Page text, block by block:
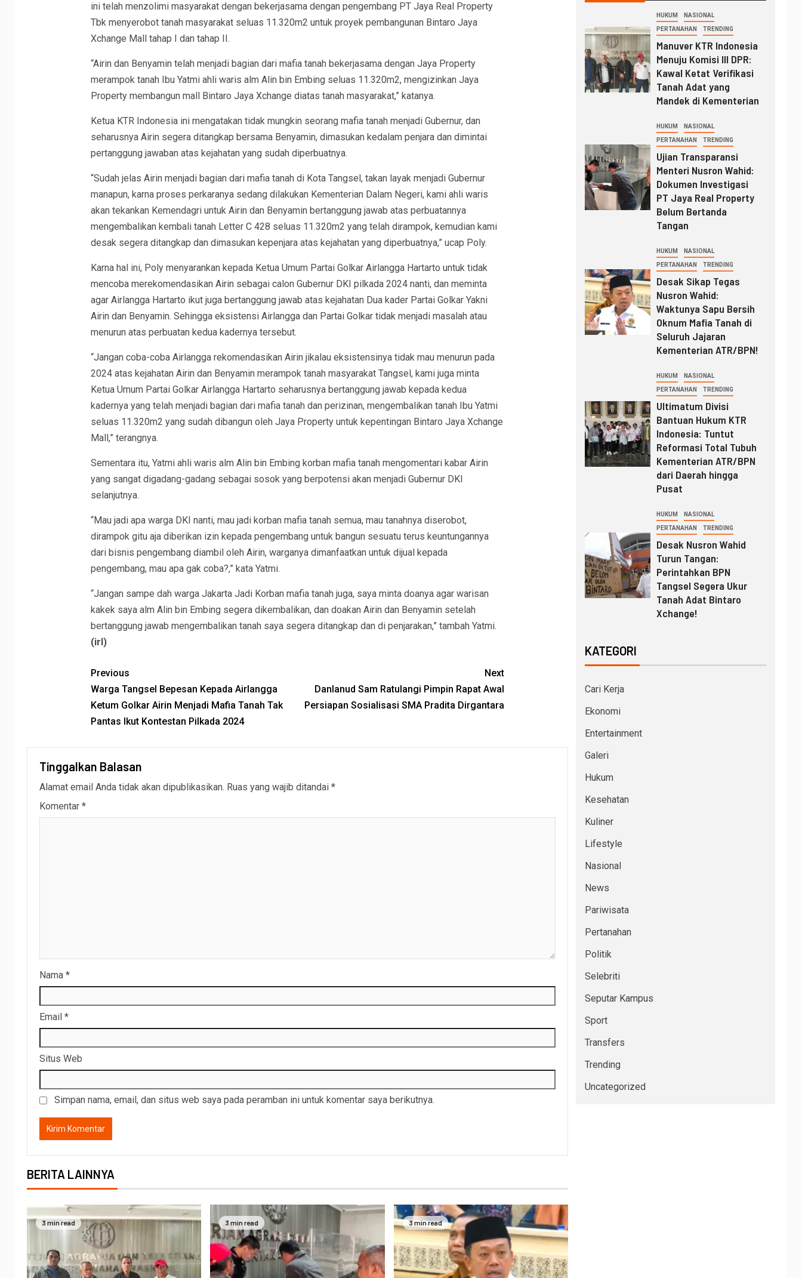
ini telah menzolimi masyarakat dengan bekerjasama dengan pengembang PT Jaya Real Property
Tbk menyerobot tanah masyarakat seluas 11.320m2 untuk proyek pembangunan Bintaro Jaya
Xchange Mall tahap I dan tahap II.
“Airin dan Benyamin telah menjadi bagian dari mafia tanah bekerjasama dengan Jaya Property
merampok tanah Ibu Yatmi ahli waris alm Alin bin Embing seluas 11.320m2, mengizinkan Jaya
Property membangun mall Bintaro Jaya Xchange diatas tanah masyarakat,” katanya.
Ketua KTR Indonesia ini mengatakan tidak mungkin seorang mafia tanah menjadi Gubernur, dan
seharusnya Airin segera ditangkap bersama Benyamin, dimasukan kedalam penjara dan dimintai
pertanggung jawaban atas kejahatan yang sudah diperbuatnya.
“Sudah jelas Airin menjadi bagian dari mafia tanah di Kota Tangsel, takan layak menjadi Gubernur
manapun, karna proses perkaranya sedang dilakukan Kementerian Dalam Negeri, kami ahli waris
akan tekankan Kemendagri untuk Airin dan Benyamin bertanggung jawab atas perbuatannya
mengembalikan kembali tanah Letter C 428 seluas 11.320m2 yang telah dirampok, kemudian kami
desak segera ditangkap dan dimasukan kepenjara atas kejahatan yang diperbuatnya,” ucap Poly.
Karna hal ini, Poly menyarankan kepada Ketua Umum Partai Golkar Airlangga Hartarto untuk tidak
mencoba merekomendasikan Airin sebagai calon Gubernur DKI pilkada 2024 nanti, dan meminta
agar Airlangga Hartarto ikut juga bertanggung jawab atas kejahatan Dua kader Partai Golkar Yakni
Airin dan Benyamin. Sehingga eksistensi Airlangga dan Partai Golkar tidak menjadi masalah atau
menurun atas perbuatan kedua kadernya tersebut.
“Jangan coba-coba Airlangga rekomendasikan Airin jikalau eksistensinya tidak mau menurun pada
2024 atas kejahatan Airin dan Benyamin merampok tanah masyarakat Tangsel, kami juga minta
Ketua Umum Partai Golkar Airlangga Hartarto seharusnya bertanggung jawab kepada kedua
kadernya yang telah menjadi bagian dari mafia tanah dan perizinan, mengembalikan tanah Ibu Yatmi
seluas 11.320m2 yang sudah dibangun oleh Jaya Property untuk kepentingan Bintaro Jaya Xchange
Mall,” terangnya.
Sementara itu, Yatmi ahli waris alm Alin bin Embing korban mafia tanah mengomentari kabar Airin
yang sangat digadang-gadang sebagai sosok yang berpotensi akan menjadi Gubernur DKI
selanjutnya.
“Mau jadi apa warga DKI nanti, mau jadi korban mafia tanah semua, mau tanahnya diserobot,
dirampok gitu aja diberikan izin kepada pengembang untuk bangun sesuatu terus keuntungannya
dari bisnis pengembang diambil oleh Airin, warganya dimanfaatkan untuk dijual kepada
pengembang, mau apa gak coba?,” kata Yatmi.
“Jangan sampe dah warga Jakarta Jadi Korban mafia tanah juga, saya minta doanya agar warisan
kakek saya alm Alin bin Embing segera dikembalikan, dan doakan Airin dan Benyamin setelah
bertanggung jawab mengembalikan tanah saya segera ditangkap dan di penjarakan,” tambah Yatmi.
(irl)
Previous
Warga Tangsel Bepesan Kepada Airlangga
Ketum Golkar Airin Menjadi Mafia Tanah Tak
Pantas Ikut Kontestan Pilkada 2024
Next
Danlanud Sam Ratulangi Pimpin Rapat Awal
Persiapan Sosialisasi SMA Pradita Dirgantara
Tinggalkan Balasan
Alamat email Anda tidak akan dipublikasikan. Ruas yang wajib ditandai *
Komentar *
Nama *
Email *
Situs Web
Simpan nama, email, dan situs web saya pada peramban ini untuk komentar saya berikutnya.
BERITA LAINNYA
3 min read 3 min read 3 min read
HUKUM NASIONAL
PERTANAHAN TRENDING
Manuver KTR Indonesia
Menuju Komisi III DPR:
Kawal Ketat Verifikasi
Tanah Adat yang
Mandek di Kementerian
HUKUM NASIONAL
PERTANAHAN TRENDING
Ujian Transparansi
Menteri Nusron Wahid:
Dokumen Investigasi
PT Jaya Real Property
Belum Bertanda
Tangan
HUKUM NASIONAL
PERTANAHAN TRENDING
Desak Sikap Tegas
Nusron Wahid:
Waktunya Sapu Bersih
Oknum Mafia Tanah di
Seluruh Jajaran
Kementerian ATR/BPN!
HUKUM NASIONAL
PERTANAHAN TRENDING
Ultimatum Divisi
Bantuan Hukum KTR
Indonesia: Tuntut
Reformasi Total Tubuh
Kementerian ATR/BPN
dari Daerah hingga
Pusat
HUKUM NASIONAL
PERTANAHAN TRENDING
Desak Nusron Wahid
Turun Tangan:
Perintahkan BPN
Tangsel Segera Ukur
Tanah Adat Bintaro
Xchange!
KATEGORI
Cari Kerja
Ekonomi
Entertainment
Galeri
Hukum
Kesehatan
Kuliner
Lifestyle
Nasional
News
Pariwisata
Pertanahan
Politik
Selebriti
Seputar Kampus
Sport
Transfers
Trending
Uncategorized